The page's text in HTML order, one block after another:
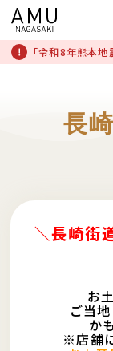
「令和8年熊本
長
＼長崎街
お
ご当
か
※店舗